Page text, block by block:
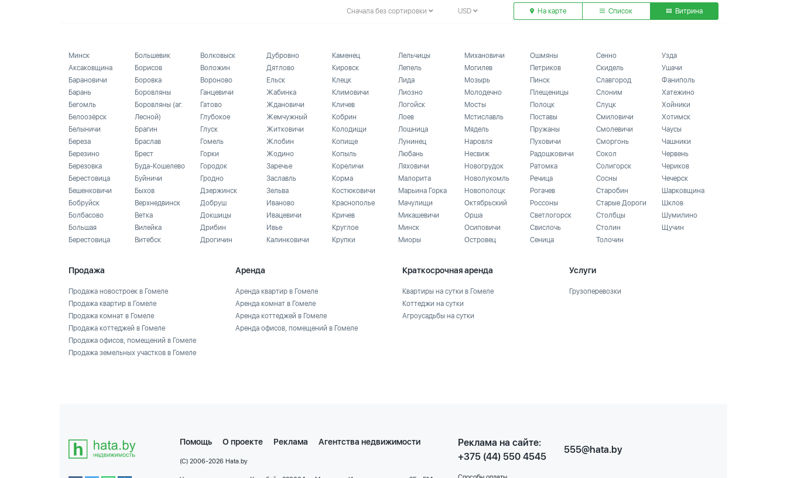
Сначала без сортировки USD На карте Список Витрина
Минск
Аксаковщина
Барановичи
Барань
Бегомль
Белоозёрск
Белыничи
Береза
Березино
Березовка
Берестовица
Бешенковичи
Бобруйск
Болбасово
Большая
Берестовица
Большевик
Борисов
Боровка
Боровляны
Боровляны (аг.
Лесной)
Брагин
Браслав
Брест
Буда-Кошелево
Буйничи
Быхов
Верхнедвинск
Ветка
Вилейка
Витебск
Волковыск
Воложин
Вороново
Ганцевичи
Гатово
Глубокое
Глуск
Гомель
Горки
Городок
Гродно
Дзержинск
Добруш
Докшицы
Дрибин
Дрогичин
Дубровно
Дятлово
Ельск
Жабинка
Ждановичи
Жемчужный
Житковичи
Жлобин
Жодино
Заречье
Заславль
Зельва
Иваново
Ивацевичи
Ивье
Калинковичи
Каменец
Кировск
Клецк
Климовичи
Кличев
Кобрин
Колодищи
Копище
Копыль
Кореличи
Корма
Костюковичи
Краснополье
Кричев
Круглое
Крупки
Лельчицы
Лепель
Лида
Лиозно
Логойск
Лоев
Лошница
Лунинец
Любань
Ляховичи
Малорита
Марьина Горка
Мачулищи
Микашевичи
Минск
Миоры
Михановичи
Могилев
Мозырь
Молодечно
Мосты
Мстиславль
Мядель
Наровля
Несвиж
Новогрудок
Новолукомль
Новополоцк
Октябрьский
Орша
Осиповичи
Островец
Ошмяны
Петриков
Пинск
Плещеницы
Полоцк
Поставы
Пружаны
Пуховичи
Радошковичи
Ратомка
Речица
Рогачев
Россоны
Светлогорск
Свислочь
Сеница
Сенно
Скидель
Славгород
Слоним
Слуцк
Смиловичи
Смолевичи
Сморгонь
Сокол
Солигорск
Сосны
Старобин
Старые Дороги
Столбцы
Столин
Толочин
Узда
Ушачи
Фаниполь
Хатежино
Хойники
Хотимск
Чаусы
Чашники
Червень
Чериков
Чечерск
Шарковщина
Шклов
Шумилино
Щучин
Продажа
Продажа новостроек в Гомеле
Продажа квартир в Гомеле
Продажа комнат в Гомеле
Продажа коттеджей в Гомеле
Продажа офисов, помещений в Гомеле
Продажа земельных участков в Гомеле
Аренда
Аренда квартир в Гомеле
Аренда комнат в Гомеле
Аренда коттеджей в Гомеле
Аренда офисов, помещений в Гомеле
Краткосрочная аренда
Квартиры на сутки в Гомеле
Коттеджи на сутки
Агроусадьбы на сутки
Услуги
Грузоперевозки
Помощь О проекте Реклама Агентства недвижимости
(C) 2006-2026 Hata.by
Реклама на сайте:
+375 (44) 550 4545
555@hata.by